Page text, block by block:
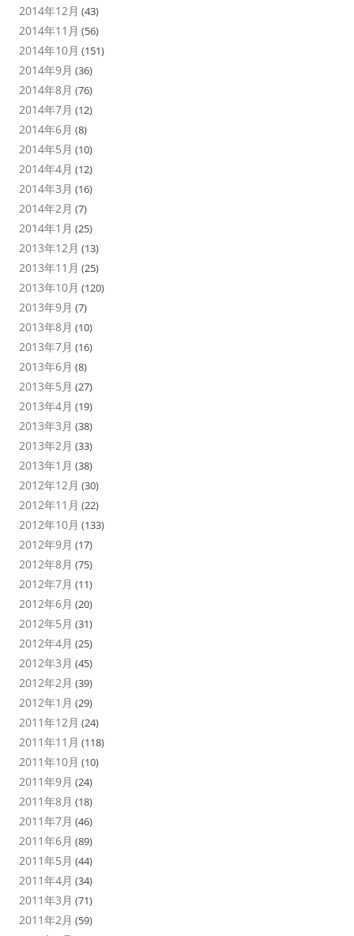
2014年12月 (43)
2014年11月 (56)
2014年10月 (151)
2014年9月 (36)
2014年8月 (76)
2014年7月 (12)
2014年6月 (8)
2014年5月 (10)
2014年4月 (12)
2014年3月 (16)
2014年2月 (7)
2014年1月 (25)
2013年12月 (13)
2013年11月 (25)
2013年10月 (120)
2013年9月 (7)
2013年8月 (10)
2013年7月 (16)
2013年6月 (8)
2013年5月 (27)
2013年4月 (19)
2013年3月 (38)
2013年2月 (33)
2013年1月 (38)
2012年12月 (30)
2012年11月 (22)
2012年10月 (133)
2012年9月 (17)
2012年8月 (75)
2012年7月 (11)
2012年6月 (20)
2012年5月 (31)
2012年4月 (25)
2012年3月 (45)
2012年2月 (39)
2012年1月 (29)
2011年12月 (24)
2011年11月 (118)
2011年10月 (10)
2011年9月 (24)
2011年8月 (18)
2011年7月 (46)
2011年6月 (89)
2011年5月 (44)
2011年4月 (34)
2011年3月 (71)
2011年2月 (59)